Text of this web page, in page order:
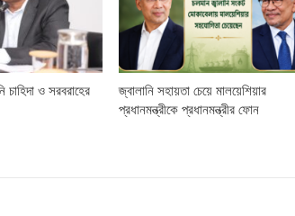
ও সরবরাহের
জ্বালানি সহায়তা চেয়ে মালয়েশিয়ার
প্রধানমন্ত্রীকে প্রধানমন্ত্রীর ফোন